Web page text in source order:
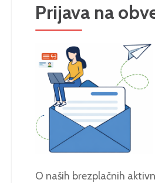
Prijava na
O naših brezplačnih